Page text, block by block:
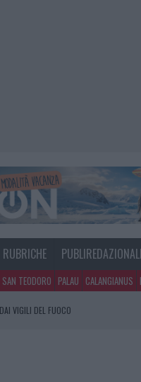
RUBRICHE PUBLIREDAZIONALI
SAN TEODORO PALAU CALANGIANUS
GALLURA